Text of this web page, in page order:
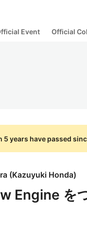
Event Official
5 years have passed
(Kazuyuki Honda)
Engine を